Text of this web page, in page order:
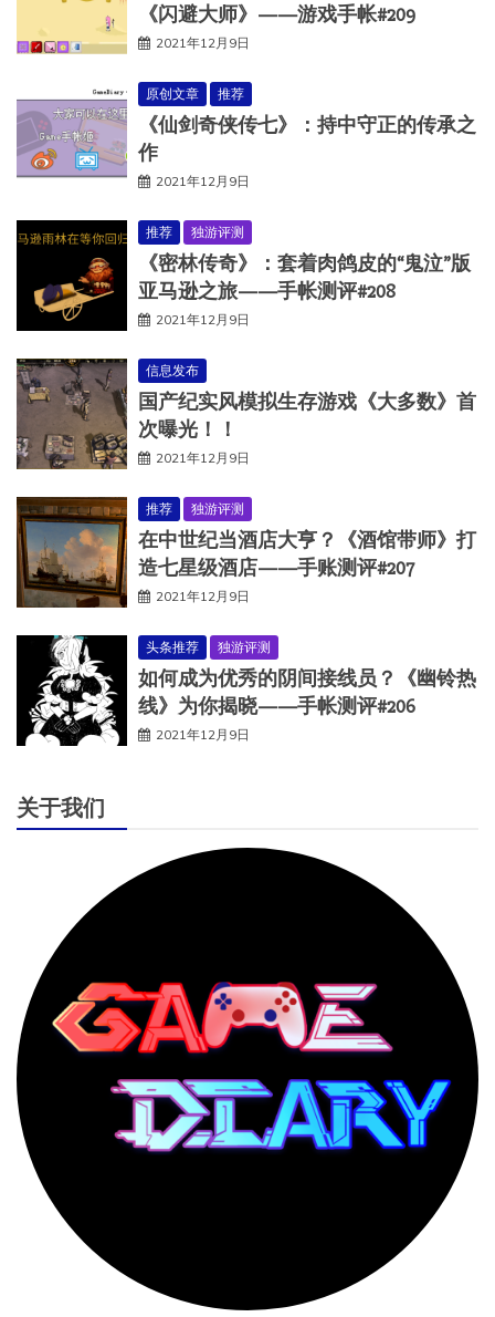
《闪避大师》——游戏手帐#209
2021年12月9日
原创文章 推荐
《仙剑奇侠传七》：持中守正的传承之
作
2021年12月9日
推荐 独游评测
《密林传奇》：套着肉鸽皮的“鬼泣”版
亚马逊之旅——手帐测评#208
2021年12月9日
信息发布
国产纪实风模拟生存游戏《大多数》首
次曝光！！
2021年12月9日
推荐 独游评测
在中世纪当酒店大亨？《酒馆带师》打
造七星级酒店——手账测评#207
2021年12月9日
头条推荐 独游评测
如何成为优秀的阴间接线员？《幽铃热
线》为你揭晓——手帐测评#206
2021年12月9日
关于我们